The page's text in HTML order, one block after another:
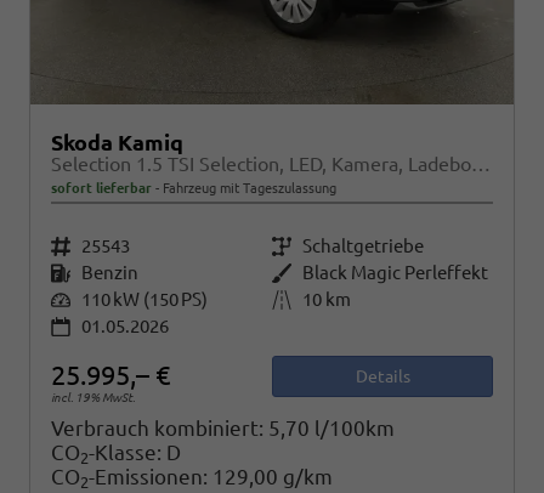
Skoda Kamiq
Selection 1.5 TSI Selection, LED, Kamera, Ladeboden, Winter
sofort lieferbar Fahrzeug mit Tageszulassung
Fahrzeugnr. 25543 Getriebe Schaltgetriebe
Kraftstoff Benzin Außenfarbe Black Magic Perleffekt
Leistung 110 kW (150 PS) Kilometerstand
10 km
01.05.2026
25.995,– €
incl. 19% MwSt.
Details
Verbrauch kombiniert: 5,70 l/100km
CO2-Klasse: D
CO2-Emissionen: 129,00 g/km